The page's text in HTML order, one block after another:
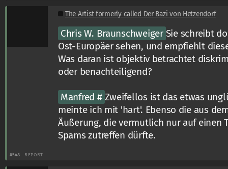
The Artist formerly called Der Bazi von Hetzendorf
Chris W. Braunschweiger Sie schreibt
Ost-Europäer sehen, und empfiehlt
Was daran ist objektiv betrachtet
oder benachteiligend?
Manfred # Zweifellos ist das etwas
meinte ich mit 'hart'. Ebenso die aus
Äußerung, die vermutlich nur auf einen
Spams zutreffen dürfte.
#548 REPORT